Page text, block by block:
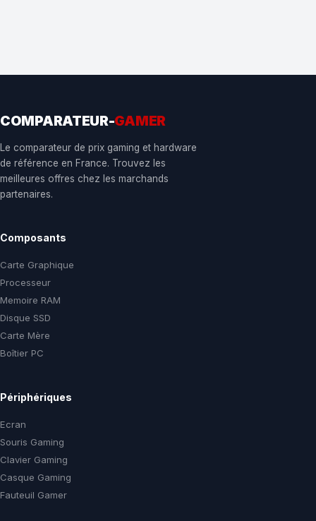
COMPARATEUR-GAMER
Le comparateur de prix gaming et hardware
de référence en France. Trouvez les
meilleures offres chez les marchands
partenaires.
Composants
Carte Graphique
Processeur
Memoire RAM
Disque SSD
Carte Mère
Boîtier PC
Périphériques
Ecran
Souris Gaming
Clavier Gaming
Casque Gaming
Fauteuil Gamer